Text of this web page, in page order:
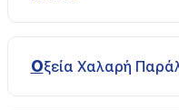
Οξεία Χαλαρή